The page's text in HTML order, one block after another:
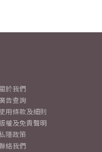
於我們
告查詢
用條款及細則
權及免責聲明
隱政策
絡我們